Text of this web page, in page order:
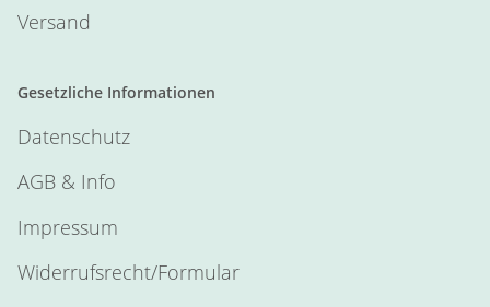
Versand
Gesetzliche Informationen
Datenschutz
AGB & Info
Impressum
Widerrufsrecht/Formular